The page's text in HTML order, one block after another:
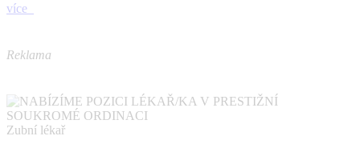
více
Reklama
Zubní lékař